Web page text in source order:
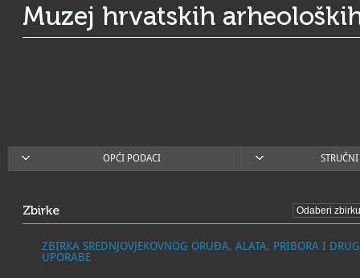
Muzej hrvatskih
OPĆI PODACI
Zbirke
ZBIRKA SREDNJOVJEKOVNOG ORUĐA, ALATA, PRIBORA I
UPORABE